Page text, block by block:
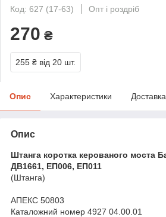
Код: 627 (17-63)
Опт і роздріб
270 ₴
255 ₴ від 20 шт.
Опис Характеристики Доставка
Опис
Штанга коротка керованого моста
ДВ1661, ЕП006, ЕП011
(Штанга)
АПЕКС 50803
Каталожний номер 4927 04.00.01